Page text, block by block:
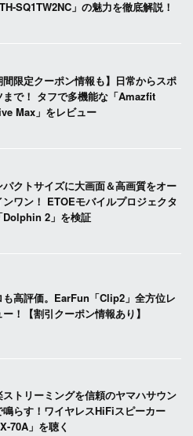
SQ1TW2NC」の魅力を徹底解説！
間限定クーポン情報も】日常からスポ
まで！ タフで多機能な「Amazfit
Max」をレビュー
パクトサイズに大画面＆高画質をオー
ンワン！ ETOEモバイルプロジェクタ
Dolphin 2」を検証
も高評価。EarFun「Clip2」全方位レ
ー！【割引クーポン情報あり】
ストリーミングを信頼のヤマハサウン
鳴らす！ワイヤレスHiFiスピーカー
70A」を聴く